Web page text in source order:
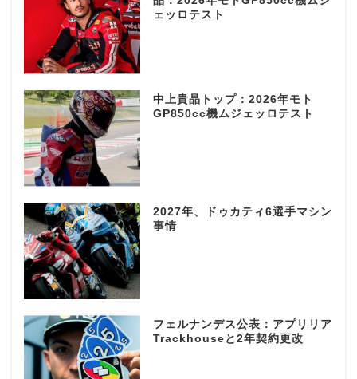
ェッロテスト
中上貴晶トップ：2026年モト
GP850cc機ムジェッロテスト
2027年、ドゥカティ6選手マシン
事情
フェルナンデス公表：アプリリア
Trackhouseと2年契約更改